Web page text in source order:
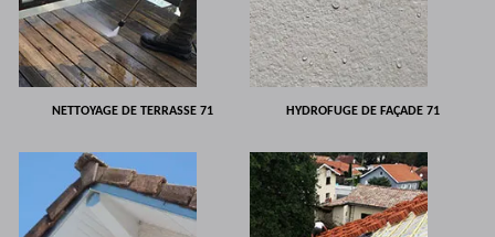
NETTOYAGE DE TERRASSE 71 HYDROFUGE DE FAÇADE 71